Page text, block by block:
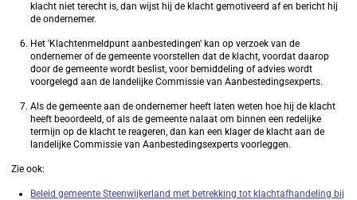
klacht niet terecht is, dan wijst hij de klacht gemotiveerd af en bericht hij
de ondernemer.
Het 'Klachtenmeldpunt aanbestedingen' kan op verzoek van de
ondernemer of de gemeente voorstellen dat de klacht, voordat daarop
door de gemeente wordt beslist, voor bemiddeling of advies wordt
voorgelegd aan de landelijke Commissie van Aanbestedingsexperts.
Als de gemeente aan de ondernemer heeft laten weten hoe hij de klacht
heeft beoordeeld, of als de gemeente nalaat om binnen een redelijke
termijn op de klacht te reageren, dan kan een klager de klacht aan de
landelijke Commissie van Aanbestedingsexperts voorleggen.
Zie ook:
Beleid gemeente Steenwijkerland met betrekking tot klachtafhandeling bij